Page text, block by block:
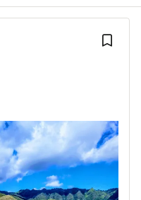
検索